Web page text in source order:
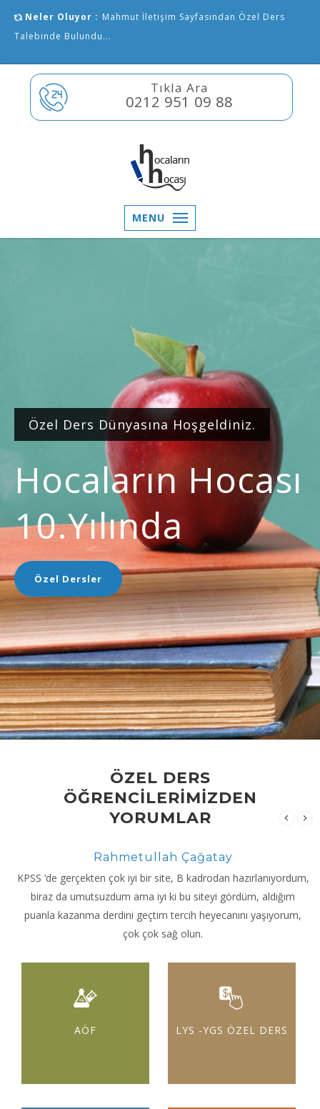
Neler Oluyor : Mahmut İletişim Sayfasından Özel Ders
Talebinde Bulundu...
Tıkla Ara
0212 951 09 88
MENU
Özel Ders Dünyasına Hoşgeldiniz.
Hocaların Hocası
10.yılında
Özel Dersler
ÖZEL DERS
ÖĞRENCİLERİMİZDEN
YORUMLAR
Rahmetullah Çağatay
KPSS ‘de gerçekten çok iyi bir site, B kadrodan hazırlanıyordum,
biraz da umutsuzdum ama iyi ki bu siteyi gördüm, aldığım
puanla kazanma derdini geçtim tercih heyecanını yaşıyorum,
çok çok sağ olun.
AÖF LYS -YGS ÖZEL DERS